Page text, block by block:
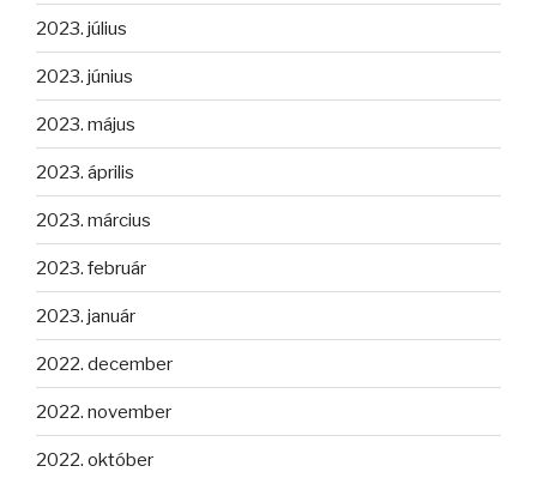
2023. július
2023. június
2023. május
2023. április
2023. március
2023. február
2023. január
2022. december
2022. november
2022. október